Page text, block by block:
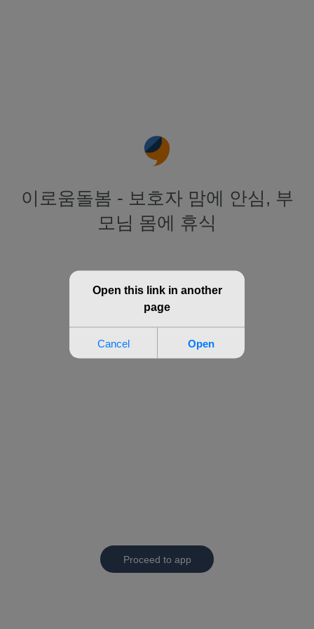
이로움돌봄 - 보호자 맘에 안심, 부
모님 몸에 휴식
Proceed to app